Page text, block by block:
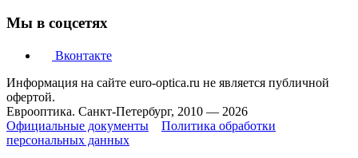
Мы в соцсетях
Вконтакте
Информация на сайте euro-optica.ru не является публичной
офертой.
Еврооптика. Санкт-Петербург, 2010 — 2026
Официальные документы
Политика обработки
персональных данных